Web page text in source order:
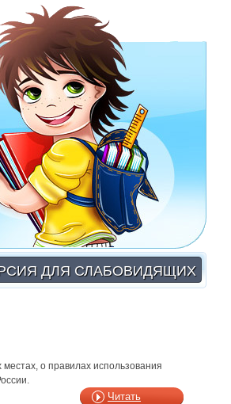
ДЛЯ СЛАБОВИДЯЩИХ
о правилах использования
Читать